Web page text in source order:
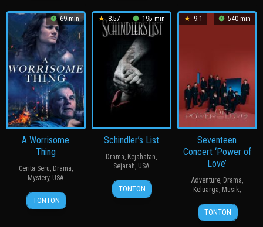
69 min
A Worrisome
Thing
Cerita Seru, Drama,
Mystery, USA
25
Jan
Jacob
Egbert
TONTON
8.57 195 min
Schindler’s List
Drama, Kejahatan,
Sejarah, USA
15
Dec
Steven
Spielberg
TONTON
9.1 540 min
Seventeen
Concert ‘Power of
Love’
Adventure, Drama,
Keluarga, Musik,
14
Nov
TONTON